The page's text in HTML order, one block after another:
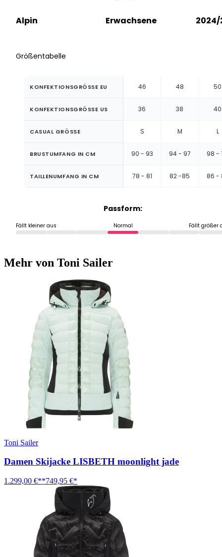
Alpin Erwachsene 2024/
Größentabelle
KONFEKTIONSGRÖSSE EU 46 48 50
KONFEKTIONSGRÖSSE US 36 38 40
CASUAL GRÖSSE S M L
BRUSTUMFANG IN CM 90 - 93 94 - 97 98 -
TAILLENUMFANG IN CM 78 - 81 82 -85 86 -
Passform:
Fällt kleiner aus Normal Fällt größer
Mehr von Toni Sailer
Toni Sailer
Damen Skijacke LISBETH moonlight jade
1.299,00 €**749,95 €*